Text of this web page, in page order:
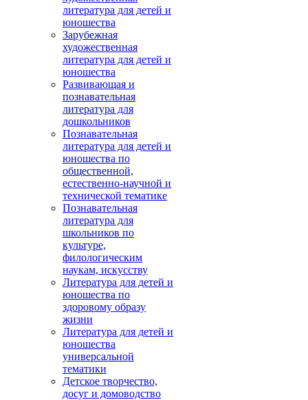
литература для детей и
юношества
Зарубежная
художественная
литература для детей и
юношества
Развивающая и
познавательная
литература для
дошкольников
Познавательная
литература для детей и
юношества по
общественной,
естественно-научной и
технической тематике
Познавательная
литература для
школьников по
культуре,
филологическим
наукам, искусству
Литература для детей и
юношества по
здоровому образу
жизни
Литература для детей и
юношества
универсальной
тематики
Детское творчество,
досуг и домоводство